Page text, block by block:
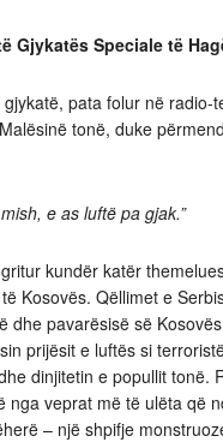
Gjykatës Speciale të
pata folur në radio-
tonë, duke
e as luftë pa gjak.”
kundër katër
Kosovës. Qëllimet e
dhe pavarësisë së
prijësit e luftës si
dinjitetin e popullit tonë.
nga veprat më të ulëta që
– një shpifje